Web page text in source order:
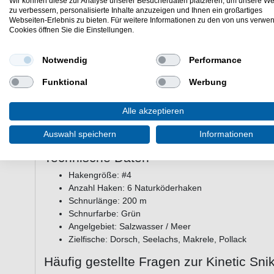
Umgebung ein und stört den Fisch beim Anbeißen nicht.
Ideal für Meeresangler, die unkompliziert und mit
Hauptmerkmale auf einen Blick
6 Naturköderhaken Größe #4 - mehrfacher Fang
Sofort einsatzbereit- kein zusätzliches Aufriggen
Für Salzwasser konzipiert- zuverlässig bei
Einfache Handhabung
- auch für Einsteiger ohne
Technische Daten
Hakengröße: #4
Anzahl Haken: 6 Naturköderhaken
Schnurlänge: 200 m
Schnurfarbe: Grün
Angelgebiet: Salzwasser / Meer
Zielfische: Dorsch, Seelachs, Makrele, Pollack
Häufig gestellte Fragen zur Kinetic
zu verbessern, personalisierte Inhalte anzuzeigen und Ihnen ein großartiges
Webseiten-Erlebnis zu bieten. Für weitere Informationen zu den von uns
Cookies öffnen Sie die Einstellungen.
Notwendig Performance
Funktional Werbung
Alle akzeptieren
Auswahl speichern Informationen